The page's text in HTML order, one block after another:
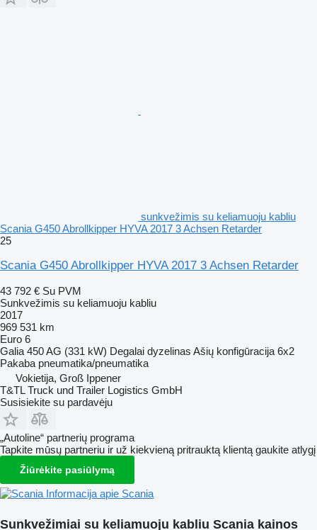
sunkvežimis su keliamuoju kabliu
Scania G450 Abrollkipper HYVA 2017 3 Achsen Retarder
25
Scania G450 Abrollkipper HYVA 2017 3 Achsen Retarder
43 792 € Su PVM
Sunkvežimis su keliamuoju kabliu
2017
969 531 km
Euro 6
Galia 450 AG (331 kW) Degalai dyzelinas Ašių konfigūracija 6x2
Pakaba pneumatika/pneumatika
Vokietija, Groß Ippener
T&TL Truck und Trailer Logistics GmbH
Susisiekite su pardavėju
„Autoline“ partnerių programa
Tapkite mūsų partneriu ir už kiekvieną pritrauktą klientą gaukite atlygį
Žiūrėkite pasiūlymą
Informacija apie Scania
Sunkvežimiai su keliamuoju kabliu Scania kainos